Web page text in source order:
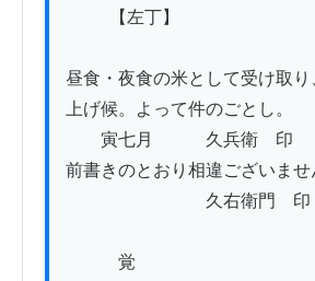
昼食・夜食の米として受け取り
上げ候。よって件のごとし。
寅七月　　　久兵衛　印
前書きのとおり相違ございませ
久右衛門　印
覚